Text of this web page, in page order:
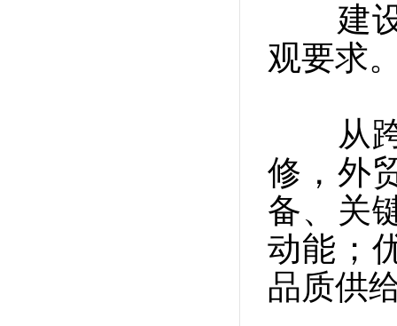
建设
观要求
从跨
修，外
备、关
动能；
品质供